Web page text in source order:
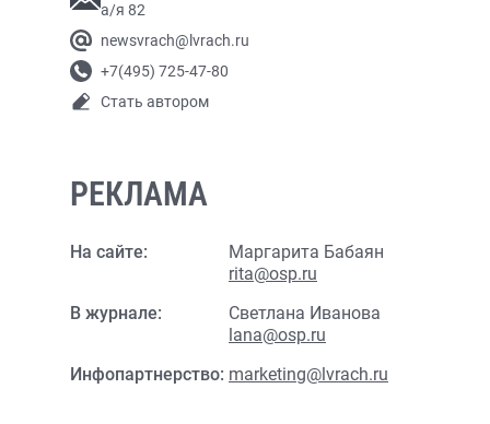
а/я 82
newsvrach@lvrach.ru
+7(495) 725-47-80
Стать автором
РЕКЛАМА
На сайте:
Маргарита Бабаян
rita@osp.ru
В журнале:
Светлана Иванова
lana@osp.ru
Инфопартнерство: marketing@lvrach.ru